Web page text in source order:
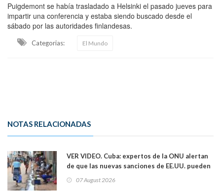
Puigdemont se había trasladado a Helsinki el pasado jueves para
impartir una conferencia y estaba siendo buscado desde el
sábado por las autoridades finlandesas.
Categorias: El Mundo
NOTAS RELACIONADAS
VER VIDEO. Cuba: expertos de la ONU alertan
de que las nuevas sanciones de EE.UU. pueden
07 August 2026